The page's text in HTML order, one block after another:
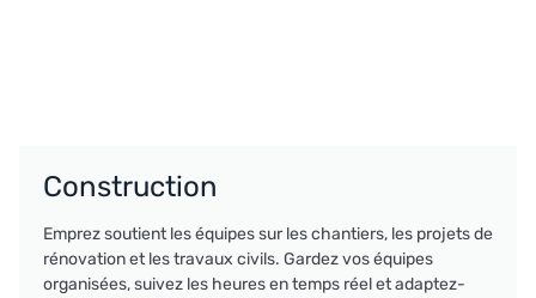
Construction
Emprez soutient les équipes sur les chantiers, les projets de
rénovation et les travaux civils. Gardez vos équipes
organisées, suivez les heures en temps réel et adaptez-